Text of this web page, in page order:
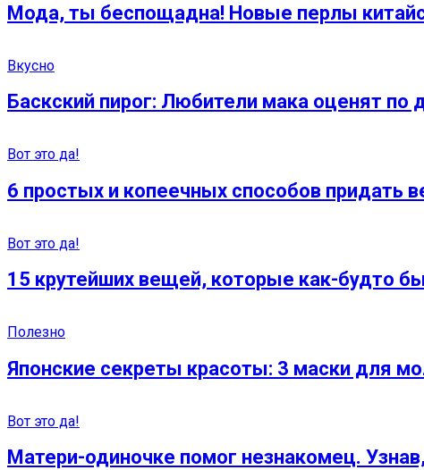
Мода, ты беспощадна! Новые перлы
Вкусно
Баскский пирог: Любители мака оценят по
Вот это да!
6 простых и копеечных способов
Вот это да!
15 крутейших вещей, которые как-будто
Полезно
Японские секреты красоты: 3 маски для
Вот это да!
Матери-одиночке помог незнакомец.